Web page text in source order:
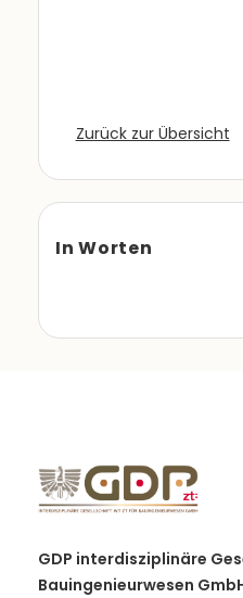
Zurück zur Übersicht
In Worten
GDP interdisziplinäre
Bauingenieurwesen